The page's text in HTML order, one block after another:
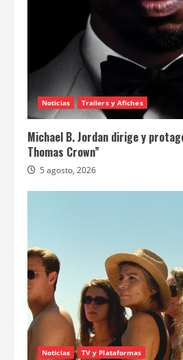
Noticias Trailers y Afiches
Michael B. Jordan dirige y
Thomas Crown”
5 agosto, 2026
Noticias TV y Plataformas